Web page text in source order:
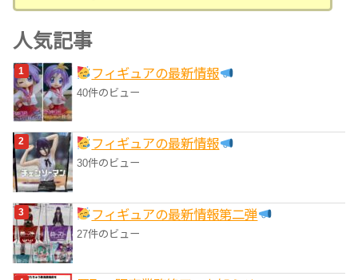
テ
ゴ
リ
ー
人気記事
フィギュアの最新情報
40件のビュー
フィギュアの最新情報
30件のビュー
フィギュアの最新情報第二弾
27件のビュー